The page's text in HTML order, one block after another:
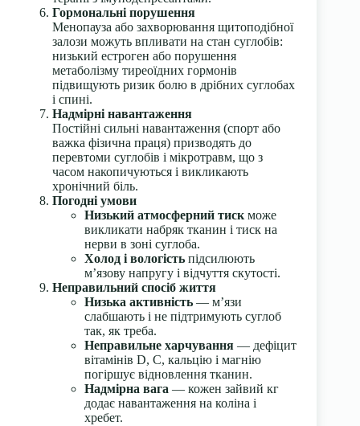
Гормональні порушення
Менопауза або захворювання щитоподібної
залози можуть впливати на стан суглобів:
низький естроген або порушення
метаболізму тиреоїдних гормонів
підвищують ризик болю в дрібних суглобах
і спині.
Надмірні навантаження
Постійні сильні навантаження (спорт або
важка фізична праця) призводять до
перевтоми суглобів і мікротравм, що з
часом накопичуються і викликають
хронічний біль.
Погодні умови
Низький атмосферний тискможе
викликати набряк тканин і тиск на
нерви в зоні суглоба.
Холод і вологість підсилюють
м’язову напругу і відчуття скутості.
Неправильний спосіб життя
Низька активність — м’язи
слабшають і не підтримують суглоб
так, як треба.
Неправильне харчування — дефіцит
вітамінів D, C, кальцію і магнію
погіршує відновлення тканин.
Надмірна вага — кожен зайвий кг
додає навантаження на коліна і
хребет.